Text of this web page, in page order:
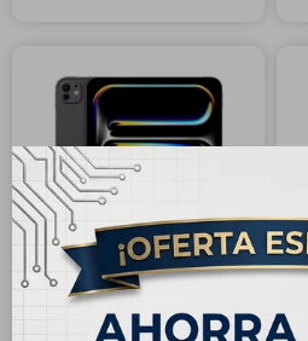
ENVÍO GRATIS